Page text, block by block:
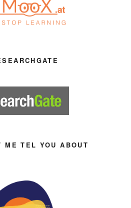
ME TEL YOU ABOUT